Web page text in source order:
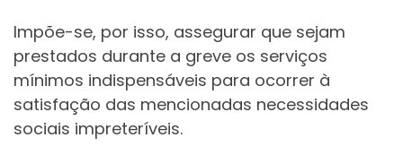
Impõe-se, por isso, assegurar que sejam
prestados durante a greve os serviços
mínimos indispensáveis para ocorrer à
satisfação das mencionadas necessidades
sociais impreteríveis.